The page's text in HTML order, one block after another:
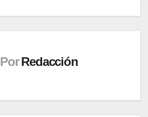
Por Redacción